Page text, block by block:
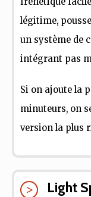
légitime,
un système de
intégrant pas
Si on ajoute la
minuteurs, on
version la plus
Light